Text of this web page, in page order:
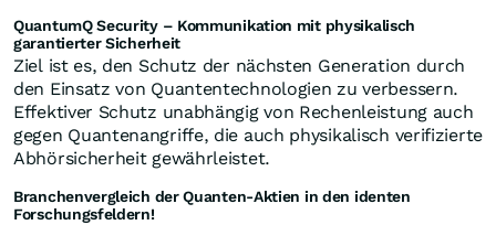
QuantumQ Security – Kommunikation mit physikalisch
garantierter Sicherheit
Ziel ist es, den Schutz der nächsten Generation durch
den Einsatz von Quantentechnologien zu verbessern.
Effektiver Schutz unabhängig von Rechenleistung auch
gegen Quantenangriffe, die auch physikalisch verifizierte
Abhörsicherheit gewährleistet.
Branchenvergleich der Quanten-Aktien in den identen
Forschungsfeldern!